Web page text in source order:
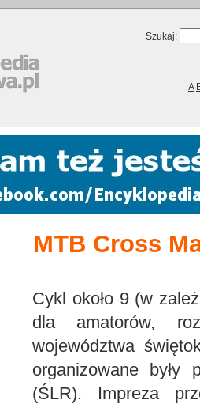
Szukaj:
A
MTB Cross
Cykl około 9 (w
dla amatorów,
województwa
organizowane były
(ŚLR). Impreza